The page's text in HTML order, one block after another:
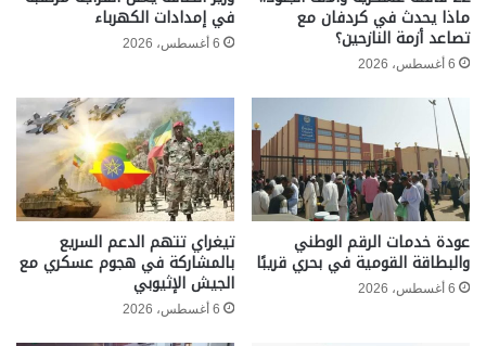
ماذا يحدث في كردفان مع
تصاعد أزمة النازحين؟
6 أغسطس، 2026
في إمدادات الكهرباء
6 أغسطس، 2026
عودة خدمات الرقم الوطني
والبطاقة القومية في بحري قريبًا
6 أغسطس، 2026
تيغراي تتهم الدعم السريع
بالمشاركة في هجوم عسكري مع
الجيش الإثيوبي
6 أغسطس، 2026